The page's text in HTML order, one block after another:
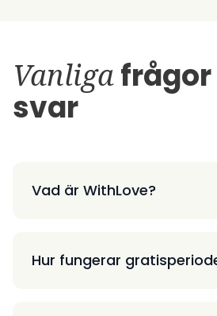
Vanligafrågor
svar
Vad är WithLove?
Hur fungerar